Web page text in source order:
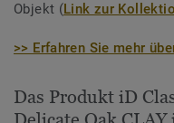
Objekt (Link zur
>> Erfahren Sie mehr
Das Produkt iD